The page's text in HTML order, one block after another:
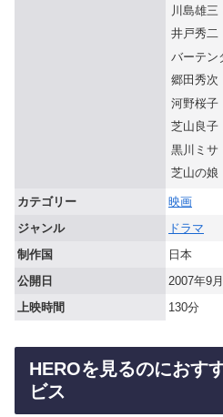
川島雄三
井戸秀二
バーテン
郷田秀次
河野桜子
芝山良子
黒川ミサ
芝山の娘
カテゴリー
映画
ジャンル
ドラマ
制作国
日本
公開日
2007年9
上映時間
130分
HEROを見るのにおす
ビス